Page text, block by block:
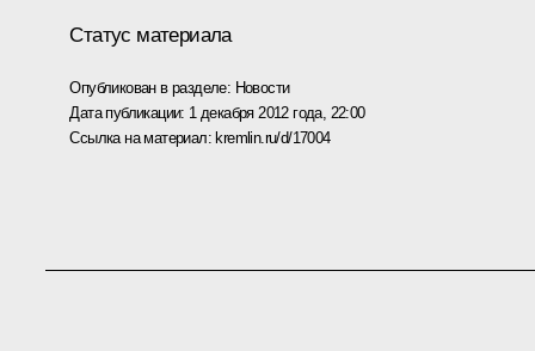
Статус материала
Опубликован в разделе: Новости
Дата публикации: 1 декабря 2012 года, 22:00
Ссылка на материал: kremlin.ru/d/17004